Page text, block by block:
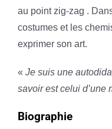
au point zig-zag .
costumes et les
exprimer son art.
« Je suis une
savoir est celui d’une
Biographie